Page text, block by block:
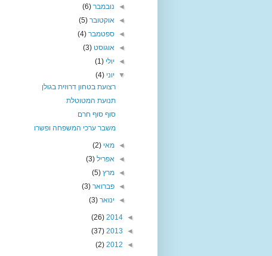
◄ נובמבר(6)
◄ אוקטובר(5)
◄ספטמבר(4)
◄ אוגוסט(3)
◄ יולי(1)
▼ יוני(4)
רצועת בטחון דרוזית בגולן
תנועת המטוטלת
סוף סוף חרם
משבר ערכי המשפחה ופשרו
◄מאי(2)
◄ אפריל(3)
◄מרץ(5)
◄פברואר(3)
◄ ינואר(3)
◄
2014
(26)
◄
2013
(37)
◄
2012
(2)